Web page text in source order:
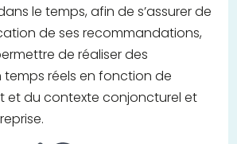
le temps, afin de s’assurer de
de ses recommandations,
de réaliser des
réels en fonction de
et du contexte conjoncturel et